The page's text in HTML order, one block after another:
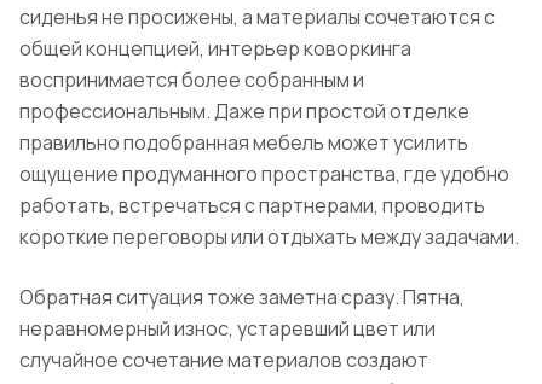
сиденья не просижены, а материалы сочетаются с
общей концепцией, интерьер коворкинга
воспринимается более собранным и
профессиональным. Даже при простой отделке
правильно подобранная мебель может усилить
ощущение продуманного пространства, где удобно
работать, встречаться с партнерами, проводить
короткие переговоры или отдыхать между задачами.
Обратная ситуация тоже заметна сразу. Пятна,
неравномерный износ, устаревший цвет или
случайное сочетание материалов создают